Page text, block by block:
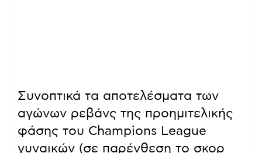
Συνοπτικά τα αποτελέσματα των
αγώνων ρεβάνς της προημιτελικής
φάσης του Champions League
γυναικών (σε παρένθεση το σκορ